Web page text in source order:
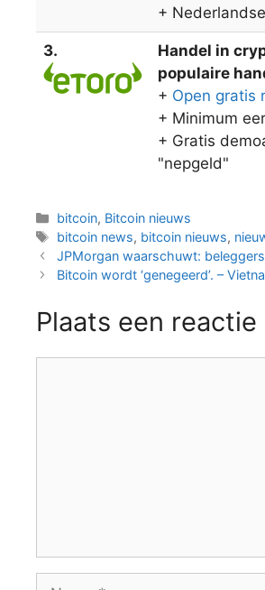
+
3.
Handel in
populaire
+ Open gratis
+ Minimum
+ Gratis
"nepgeld"
Categorieën
bitcoin, Bitcoin nieuws
Tags
bitcoin news, bitcoin nieuws,
Berichtnavigatie
JPMorgan waarschuwt:
Bitcoin wordt ‘genegeerd’. –
Plaats een reactie
Naam